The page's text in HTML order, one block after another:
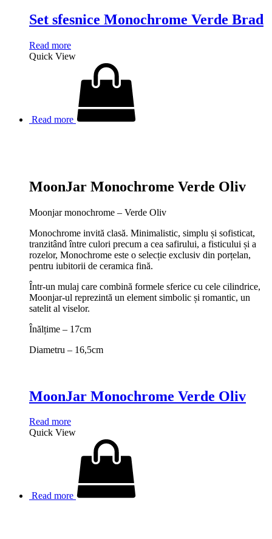
Set sfesnice Monochrome Verde Brad
Read more
Quick View
Read more
MoonJar Monochrome Verde Oliv
Moonjar monochrome – Verde Oliv
Monochrome invită clasă. Minimalistic, simplu și sofisticat,
tranzitând între culori precum a cea safirului, a fisticului și a
rozelor, Monochrome este o selecție exclusiv din porțelan,
pentru iubitorii de ceramica fină.
Într-un mulaj care combină formele sferice cu cele cilindrice,
Moonjar-ul reprezintă un element simbolic și romantic, un
satelit al viselor.
Înălțime – 17cm
Diametru – 16,5cm
MoonJar Monochrome Verde Oliv
Read more
Quick View
Read more